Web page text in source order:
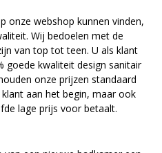
onze webshop kunnen vinden,
Wij bedoelen met de
van top tot teen. U als klant
goede kwaliteit design sanitair
onze prijzen standaard
aan het begin, maar ook
lage prijs voor betaalt.